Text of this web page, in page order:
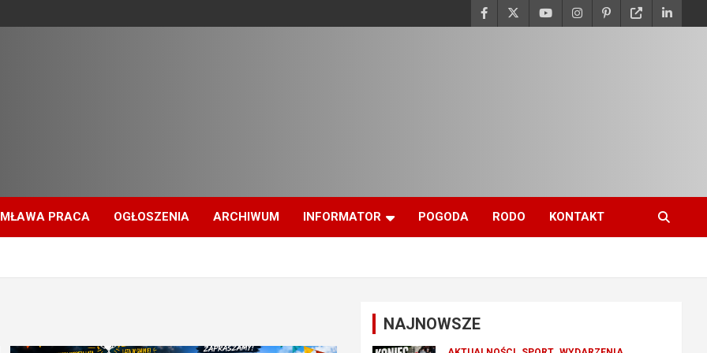
MŁAWA PRACA OGŁOSZENIA ARCHIWUM INFORMATOR POGODA RODO KONTAKT
NAJNOWSZE